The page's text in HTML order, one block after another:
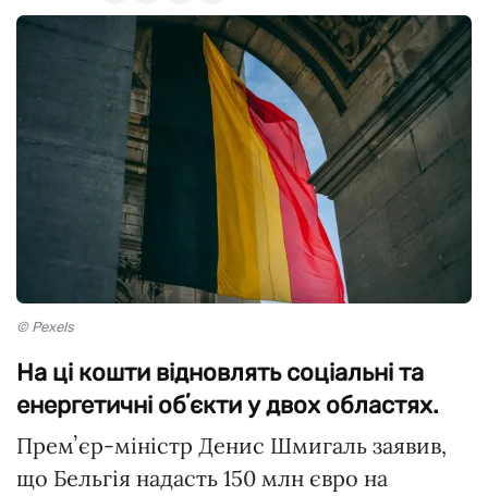
© Pexels
На ці кошти відновлять соціальні та
енергетичні обʼєкти у двох областях.
Премʼєр-міністр Денис Шмигаль заявив,
що Бельгія надасть 150 млн євро на